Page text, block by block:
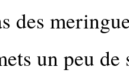
des
un peu